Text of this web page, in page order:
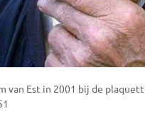
van Est in 2001 bij de